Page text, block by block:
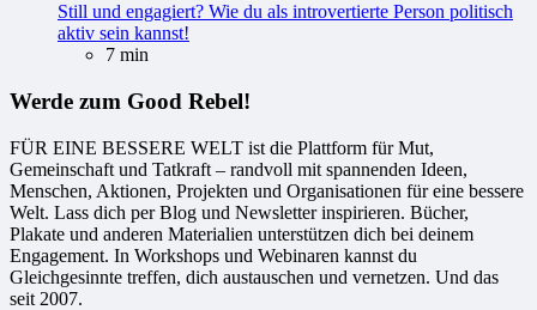
Still und engagiert? Wie du als introvertierte Person politisch
aktiv sein kannst!
7 min
Werde zum Good Rebel!
FÜR EINE BESSERE WELT ist die Plattform für Mut,
Gemeinschaft und Tatkraft – randvoll mit spannenden Ideen,
Menschen, Aktionen, Projekten und Organisationen für eine bessere
Welt. Lass dich per Blog und Newsletter inspirieren. Bücher,
Plakate und anderen Materialien unterstützen dich bei deinem
Engagement. In Workshops und Webinaren kannst du
Gleichgesinnte treffen, dich austauschen und vernetzen. Und das
seit 2007.